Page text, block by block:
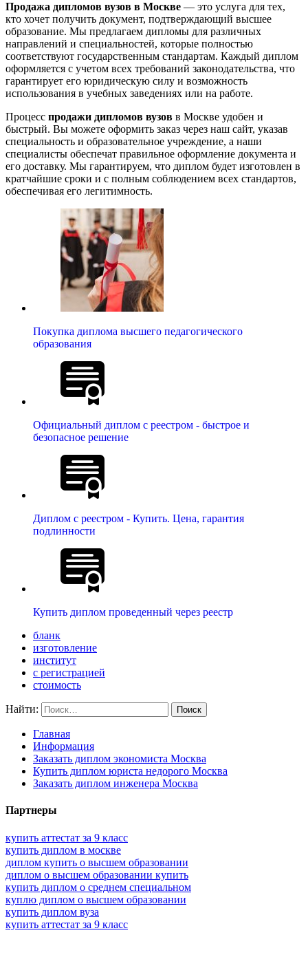
Продажа дипломов вузов в Москве — это услуга для тех,
кто хочет получить документ, подтверждающий высшее
образование. Мы предлагаем дипломы для различных
направлений и специальностей, которые полностью
соответствуют государственным стандартам. Каждый диплом
оформляется с учетом всех требований законодательства, что
гарантирует его юридическую силу и возможность
использования в учебных заведениях или на работе.
Процесс продажи дипломов вузов в Москве удобен и
быстрый. Вы можете оформить заказ через наш сайт, указав
специальность и образовательное учреждение, а наши
специалисты обеспечат правильное оформление документа и
его доставку. Мы гарантируем, что диплом будет изготовлен в
кратчайшие сроки и с полным соблюдением всех стандартов,
обеспечивая его легитимность.
Покупка диплома высшего педагогического
образования
Официальный диплом с реестром - быстрое и
безопасное решение
Диплом с реестром - Купить. Цена, гарантия
подлинности
Купить диплом проведенный через реестр
бланк
изготовление
институт
с регистрацией
стоимость
Найти:
Главная
Информация
Заказать диплом экономиста Москва
Купить диплом юриста недорого Москва
Заказать диплом инженера Москва
Партнеры
купить аттестат за 9 класс
купить диплом в москве
диплом купить о высшем образовании
диплом о высшем образовании купить
купить диплом о среднем специальном
куплю диплом о высшем образовании
купить диплом вуза
купить аттестат за 9 класс